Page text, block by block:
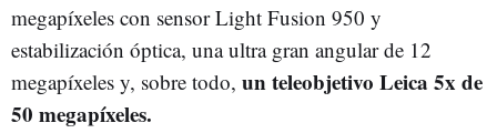
megapíxeles con sensor Light Fusion 950 y
estabilización óptica, una ultra gran angular de 12
megapíxeles y, sobre todo, un teleobjetivo Leica 5x de
50 megapíxeles.